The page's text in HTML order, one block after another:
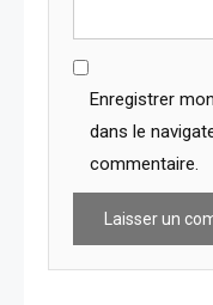
Enregistrer
dans le
commentaire.